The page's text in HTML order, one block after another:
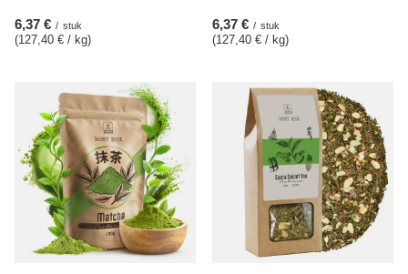
6,37 € / stuk
(127,40 € / kg)
6,37 € / stuk
(127,40 € / kg)